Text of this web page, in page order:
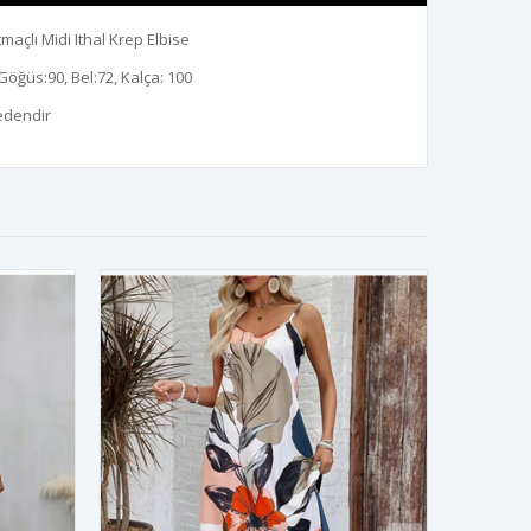
Midi Ithal Krep Elbise
Bel:72, Kalça: 100